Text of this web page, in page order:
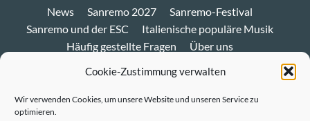
Cookie-Zustimmung verwalten
Wir verwenden Cookies, um unsere Website und unseren Service zu
optimieren.
News Sanremo 2027
Sanremo-Festival
Sanremo und der ESC
Italienische populäre Musik
Häufig gestellte Fragen
Über uns
Mastodon